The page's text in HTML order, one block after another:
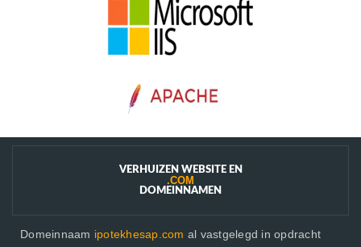
VERHUIZEN WEBSITE EN
.COM
DOMEINNAMEN
Domeinnaam ipotekhesap.com al vastgelegd in opdracht